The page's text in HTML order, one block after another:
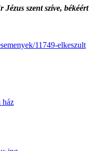
Jézus szent szíve, békéért
11749-elkeszult
ház